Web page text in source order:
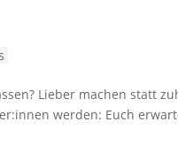
Lieber machen statt
werden: Euch